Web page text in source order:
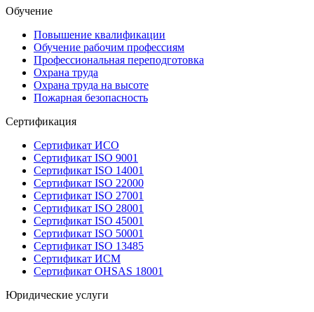
Обучение
Повышение квалификации
Обучение рабочим профессиям
Профессиональная переподготовка
Охрана труда
Охрана труда на высоте
Пожарная безопасность
Сертификация
Сертификат ИСО
Сертификат ISO 9001
Сертификат ISO 14001
Сертификат ISO 22000
Сертификат ISO 27001
Сертификат ISO 28001
Сертификат ISO 45001
Сертификат ISO 50001
Сертификат ISO 13485
Сертификат ИСМ
Сертификат OHSAS 18001
Юридические услуги